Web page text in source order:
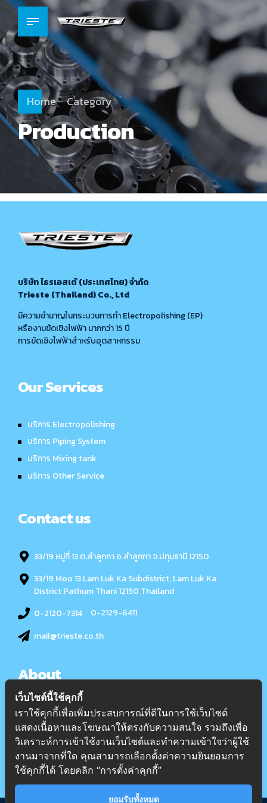
Home Category
Production
บริษัท ไธรเอสเต้ (ประเทศไทย) จำกัด
Trieste (Thailand) Co., Ltd
มีความชำนาญในกระบวนการทำ Electropolishing (EP)
หรืองานขัดเชิงไฟฟ้า มากกว่า 15 ปี
การขัดเชิงไฟฟ้าสำหรับอุตสาหกรรม
Our Services
บริการ Electropolishing
บริการ Piping System
บริการ Mixing tank
บริการ Other Service
Contact us
33/19 หมู่ที่ 13 ต.ลำลูกกา อ.ลำลูกกา จ.ปทุมธานี 12150
33/19 Moo 13 Lam Luk Ka Subdistrict, Lam Luk Ka
District Pathum Thani 12150 Thailand
0-2120-7314
0-2129-6411
mail@trieste.co.th
About
เกี่ยวกับเรา
บริการ
บทความ
ติดต่อ
เว็บไซต์นี้ใช้คุกกี้
เราใช้คุกกี้เพื่อเพิ่มประสบการณ์ที่ดีในการใช้เว็บไซต์
แสดงเนื้อหาและโฆษณาให้ตรงกับความสนใจ รวมถึงเพื่อ
วิเคราะห์การเข้าใช้งานเว็บไซต์และทำความเข้าใจว่าผู้ใช้
งานมาจากที่ใด คุณสามารถเลือกตั้งค่าความยินยอมการ
ใช้คุกกี้ได้ โดยคลิก “การตั้งค่าคุกกี้”
ยอมรับทั้งหมด